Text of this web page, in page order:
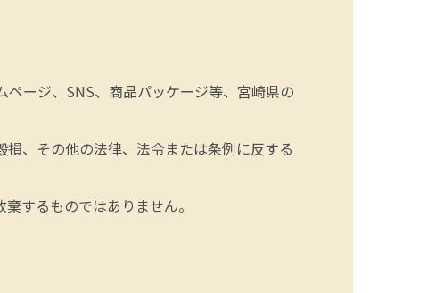
ージ、SNS、商品パッケージ等、宮崎県の
、その他の法律、法令または条例に反する
するものではありません。